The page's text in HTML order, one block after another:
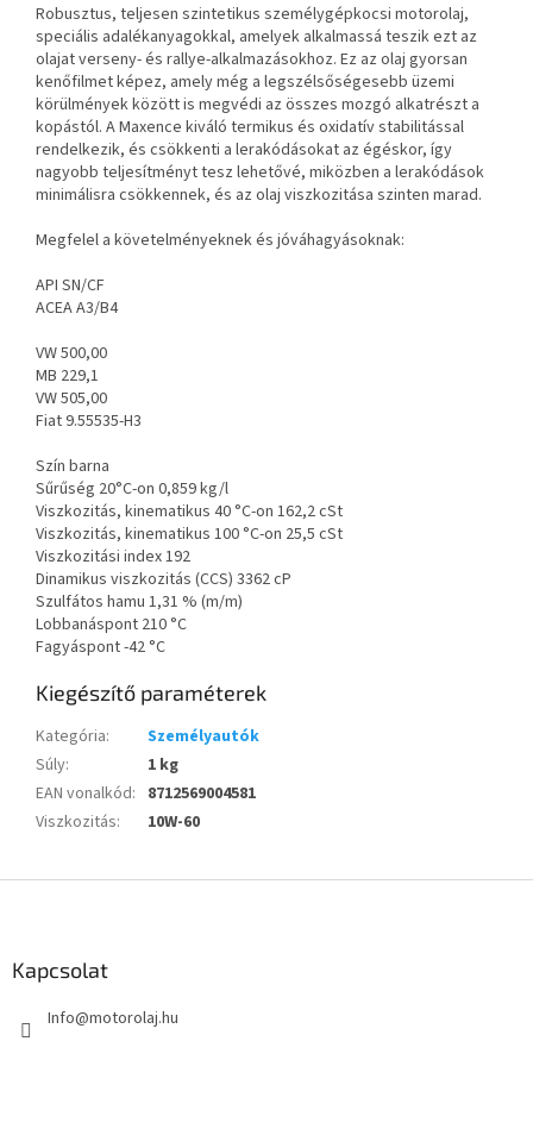
Robusztus, teljesen szintetikus személygépkocsi motorolaj,
speciális adalékanyagokkal, amelyek alkalmassá teszik ezt az
olajat verseny- és rallye-alkalmazásokhoz. Ez az olaj gyorsan
kenőfilmet képez, amely még a legszélsőségesebb üzemi
körülmények között is megvédi az összes mozgó alkatrészt a
kopástól. A Maxence kiváló termikus és oxidatív stabilitással
rendelkezik, és csökkenti a lerakódásokat az égéskor, így
nagyobb teljesítményt tesz lehetővé, miközben a lerakódások
minimálisra csökkennek, és az olaj viszkozitása szinten marad.
Megfelel a követelményeknek és jóváhagyásoknak:
API SN/CF
ACEA A3/B4
VW 500,00
MB 229,1
VW 505,00
Fiat 9.55535-H3
Szín barna
Sűrűség 20°C-on 0,859 kg/l
Viszkozitás, kinematikus 40 °C-on 162,2 cSt
Viszkozitás, kinematikus 100 °C-on 25,5 cSt
Viszkozitási index 192
Dinamikus viszkozitás (CCS) 3362 cP
Szulfátos hamu 1,31 % (m/m)
Lobbanáspont 210 °C
Fagyáspont -42 °C
Kiegészítő paraméterek
Kategória:
Személyautók
Súly:
1 kg
EAN vonalkód: 8712569004581
Viszkozitás: 10W-60
Kapcsolat
Info@motorolaj.hu